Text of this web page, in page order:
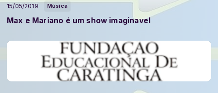
Música
15/05/2019
Max e Mariano é um show imaginavel